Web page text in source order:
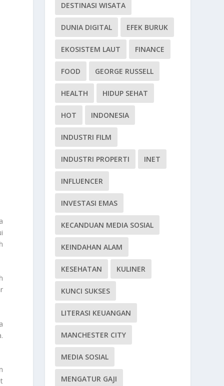
DESTINASI WISATA
DUNIA DIGITAL EFEK BURUK
EKOSISTEM LAUT FINANCE
FOOD GEORGE RUSSELL
HEALTH HIDUP SEHAT
HOT INDONESIA
INDUSTRI FILM
INDUSTRI PROPERTI INET
INFLUENCER
INVESTASI EMAS
KECANDUAN MEDIA SOSIAL
KEINDAHAN ALAM
KESEHATAN KULINER
KUNCI SUKSES
LITERASI KEUANGAN
MANCHESTER CITY
MEDIA SOSIAL
MENGATUR GAJI